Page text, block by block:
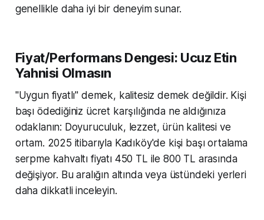
genellikle daha iyi bir deneyim sunar.
Fiyat/Performans Dengesi: Ucuz Etin
Yahnisi Olmasın
"Uygun fiyatlı" demek, kalitesiz demek değildir. Kişi
başı ödediğiniz ücret karşılığında ne aldığınıza
odaklanın: Doyuruculuk, lezzet, ürün kalitesi ve
ortam. 2025 itibarıyla Kadıköy'de kişi başı ortalama
serpme kahvaltı fiyatı 450 TL ile 800 TL arasında
değişiyor. Bu aralığın altında veya üstündeki yerleri
daha dikkatli inceleyin.